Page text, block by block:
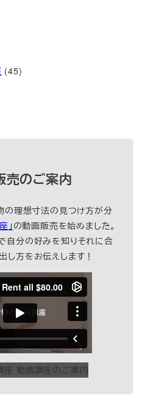
(45)
売のご案内
の理想寸法の見つけ方が分
」 の動画販売を始めました。
自分の好みを知りそれに合
し方をお伝えします！
座 動画講座のご案内